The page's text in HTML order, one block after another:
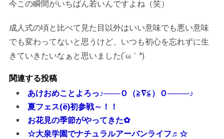
今この瞬間がいちばん若いんですよね（笑）
成人式の頃と比べて見た目以外はいい意味でも悪い意味
でも変わってないと思うけど、いつも初心を忘れずに生
きていきたいなぁと思いました(´ω｀*)
関連する投稿
あけおめことよろっ♪───Ｏ（≧∇≦）Ｏ────♪
夏フェス(ё)初参戦～！！
お花見の季節がやってきた✿
☆大泉学園でナチュラルアーバンライフ♬☆